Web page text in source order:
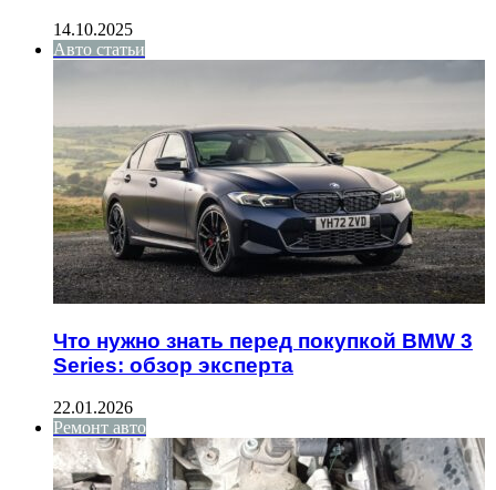
14.10.2025
Авто статьи
Что нужно знать перед покупкой BMW 3
Series: обзор эксперта
22.01.2026
Ремонт авто